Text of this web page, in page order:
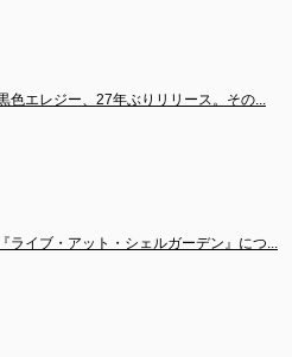
色エレジー、27年ぶりリリース。その...
ライブ・アット・シェルガーデン』につ...